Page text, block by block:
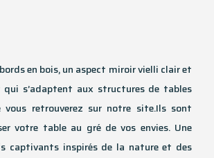
en bois, un aspect miroir vielli clair et
s’adaptent aux structures de tables
vous retrouverez sur notre site.Ils sont
votre table au gré de vos envies. Une
captivants inspirés de la nature et des